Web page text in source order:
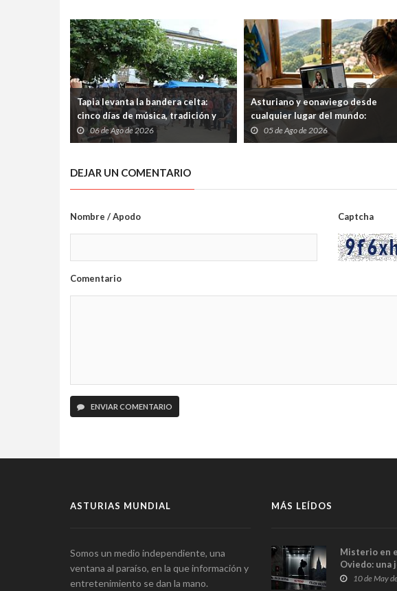
Tapia levanta la bandera celta:
cinco días de música, tradición y
cultura atlántica frente al
Cantábrico
06 de Ago de 2026
Asturiano y eonaviego desde
cualquier lugar del mundo:
abiertos tres cursos gratuitos por
internet
05 de Ago de 2026
DEJAR UN COMENTARIO
Nombre / Apodo Captcha
Comentario
ENVIAR COMENTARIO
ASTURIAS MUNDIAL
Somos un medio independiente, una
ventana al paraíso, en la que información y
entretenimiento se dan la mano.
MÁS LEÍDOS
Misterio en
Oviedo: una
aparece
10 de May